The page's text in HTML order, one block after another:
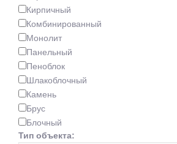
Кирпичный
Комбинированный
Монолит
Панельный
Пеноблок
Шлакоблочный
Камень
Брус
Блочный
Тип объекта: